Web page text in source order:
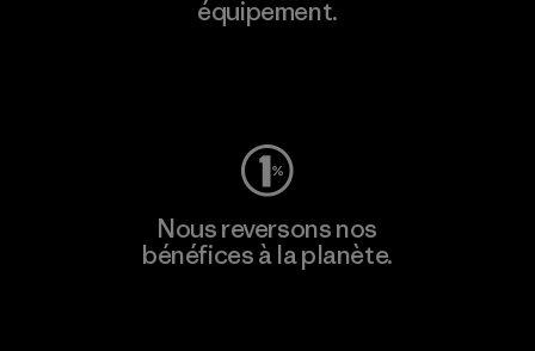
équipement.
Nous reversons nos
bénéfices à la planète.